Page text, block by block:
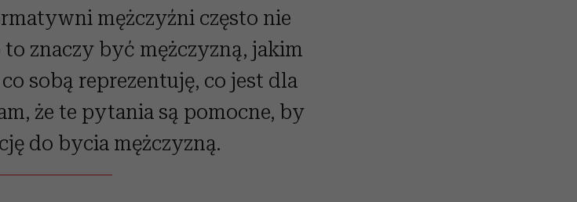
mężczyźni często nie
znaczy być mężczyzną, jakim
sobą reprezentuję, co jest dla
że te pytania są pomocne, by
do bycia mężczyzną.